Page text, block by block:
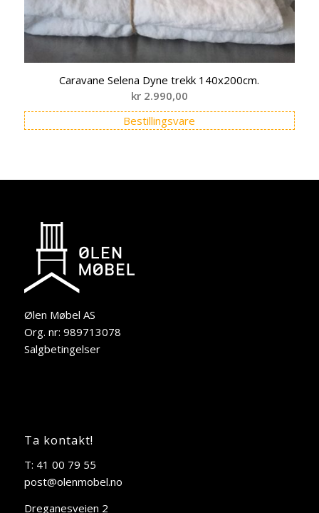
Caravane Selena Dyne trekk 140x200cm.
kr2.990,00
Bestillingsvare
Ølen Møbel AS
Org. nr: 989713078
Salgbetingelser
Ta kontakt!
T: 41 00 79 55
post@olenmobel.no
Dreganesveien 2